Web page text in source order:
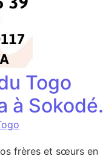
Togo
à Sokodé.
frères et sœurs en